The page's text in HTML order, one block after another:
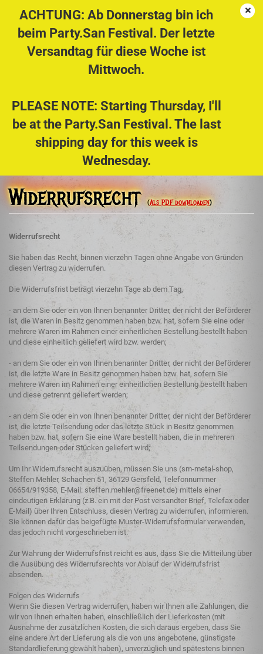
ACHTUNG: Ab Donnerstag bin ich
beim Party.San Festival. Der letzte
Versandtag für diese Woche ist
Mittwoch.
PLEASE NOTE: Starting Thursday, I'll
be at the Party.San Festival. The last
shipping day for this week is
Wednesday.
Widerrufsrecht
Widerrufsrecht
Widerrufsrecht
Muster-Widerrufsformular
Widerrufsrecht(Als PDF downloaden)
Widerrufsrecht
Sie haben das Recht, binnen vierzehn Tagen ohne Angabe von Gründen
diesen Vertrag zu widerrufen.
Die Widerrufsfrist beträgt vierzehn Tage ab dem Tag,
- an dem Sie oder ein von Ihnen benannter Dritter, der nicht der Beförderer
ist, die Waren in Besitz genommen haben bzw. hat, sofern Sie eine oder
mehrere Waren im Rahmen einer einheitlichen Bestellung bestellt haben
und diese einheitlich geliefert wird bzw. werden;
- an dem Sie oder ein von Ihnen benannter Dritter, der nicht der Beförderer
ist, die letzte Ware in Besitz genommen haben bzw. hat, sofern Sie
mehrere Waren im Rahmen einer einheitlichen Bestellung bestellt haben
und diese getrennt geliefert werden;
- an dem Sie oder ein von Ihnen benannter Dritter, der nicht der Beförderer
ist, die letzte Teilsendung oder das letzte Stück in Besitz genommen
haben bzw. hat, sofern Sie eine Ware bestellt haben, die in mehreren
Teilsendungen oder Stücken geliefert wird;
Um Ihr Widerrufsrecht auszuüben, müssen Sie uns (sm-metal-shop,
Steffen Mehler, Schachen 51, 36129 Gersfeld, Telefonnummer
06654/919358, E-Mail: steffen.mehler@freenet.de) mittels einer
eindeutigen Erklärung (z.B. ein mit der Post versandter Brief, Telefax oder
E-Mail) über Ihren Entschluss, diesen Vertrag zu widerrufen, informieren.
Sie können dafür das beigefügte Muster-Widerrufsformular verwenden,
das jedoch nicht vorgeschrieben ist.
Zur Wahrung der Widerrufsfrist reicht es aus, dass Sie die Mitteilung über
die Ausübung des Widerrufsrechts vor Ablauf der Widerrufsfrist
absenden.
Folgen des Widerrufs
Wenn Sie diesen Vertrag widerrufen, haben wir Ihnen alle Zahlungen, die
wir von Ihnen erhalten haben, einschließlich der Lieferkosten (mit
Ausnahme der zusätzlichen Kosten, die sich daraus ergeben, dass Sie
eine andere Art der Lieferung als die von uns angebotene, günstigste
Standardlieferung gewählt haben), unverzüglich und spätestens binnen